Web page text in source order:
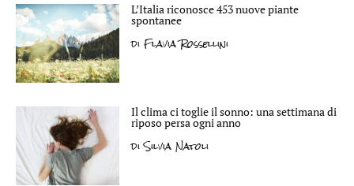
L’Italia riconosce 453 nuove piante
spontanee
di Flavia Rossellini
Il clima ci toglie il sonno: una settimana di
riposo persa ogni anno
diSilvia Natoli